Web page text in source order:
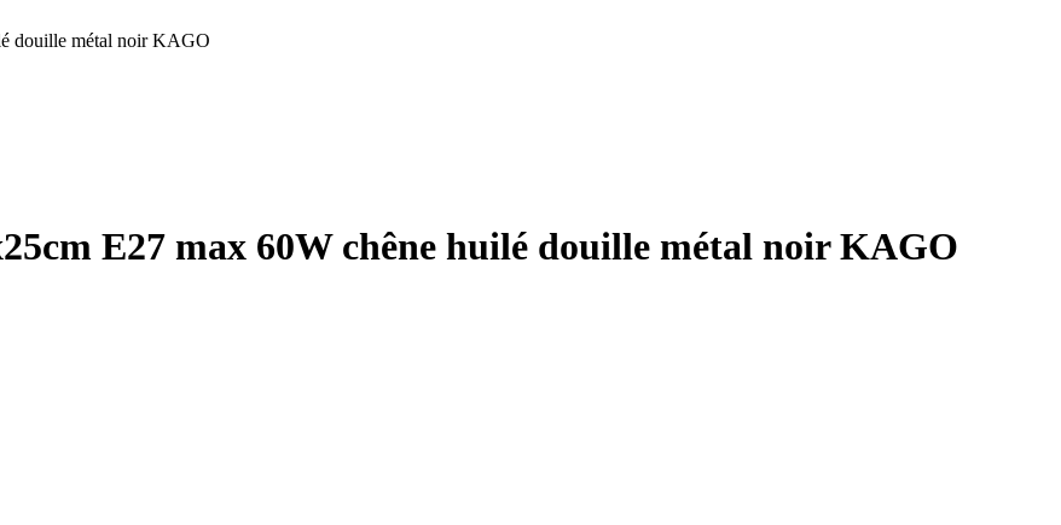
douille métal noir KAGO
E27 max 60W chêne huilé douille métal noir KAGO